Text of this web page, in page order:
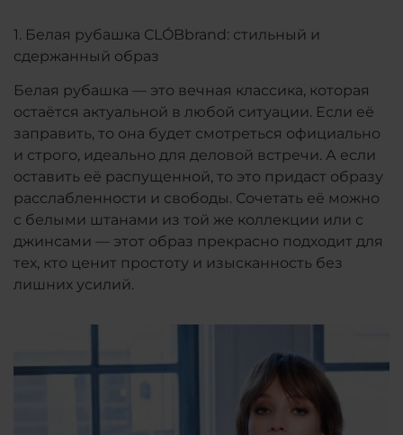
1. Белая рубашка CLÓBbrand: стильный и
сдержанный образ
Белая рубашка — это вечная классика, которая
остаётся актуальной в любой ситуации. Если её
заправить, то она будет смотреться официально
и строго, идеально для деловой встречи. А если
оставить её распущенной, то это придаст образу
расслабленности и свободы. Сочетать её можно
с белыми штанами из той же коллекции или с
джинсами — этот образ прекрасно подходит для
тех, кто ценит простоту и изысканность без
лишних усилий.